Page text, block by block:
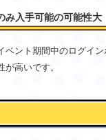
み入手可能の可能性大
ベント期間中のログイ
高いです。